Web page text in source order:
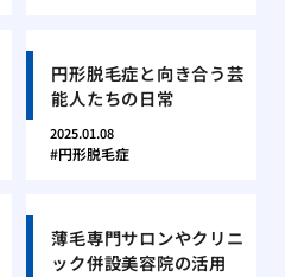
円形脱毛症と向き合う芸
能人たちの日常
2025.01.08
円形脱毛症
薄毛専門サロンやクリニ
ック併設美容院の活用